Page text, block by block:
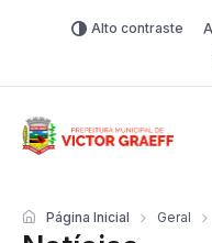
Alto contraste
Página Inicial Geral